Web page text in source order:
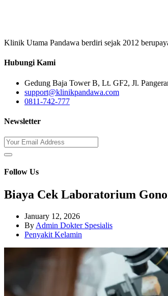
Klinik Utama Pandawa berdiri sejak 2012
Hubungi Kami
Gedung Baja Tower B, Lt. GF2, Jl.
support@klinikpandawa.com
0811-742-777
Newsletter
Follow Us
Biaya Cek Laboratorium
January 12, 2026
By Admin Dokter Spesialis
Penyakit Kelamin